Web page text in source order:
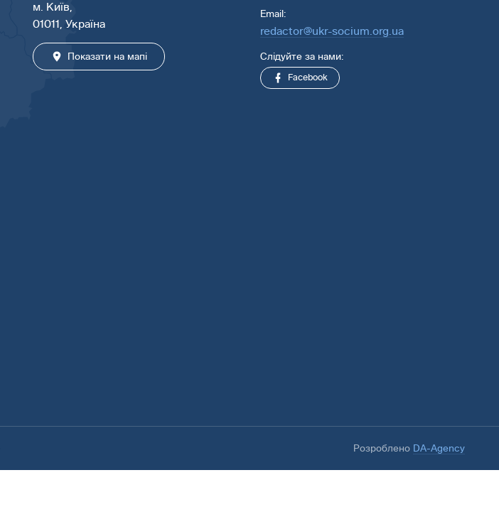
м. Київ,
01011, Україна
Показати на мапі
Email:
redactor@ukr-socium.org.ua
Слідуйте за нами:
Facebook
Розроблено DA-Agency